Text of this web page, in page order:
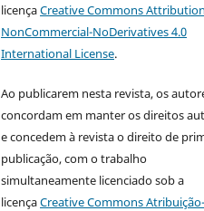
licençaCreative Commons
NonCommercial-NoDerivatives 4.0
International License.
Ao publicarem nesta revista, os
concordam em manter os direitos
e concedem à revista o direito de
publicação, com o trabalho
simultaneamente licenciado sob a
licençaCreative Commons Atribuição-